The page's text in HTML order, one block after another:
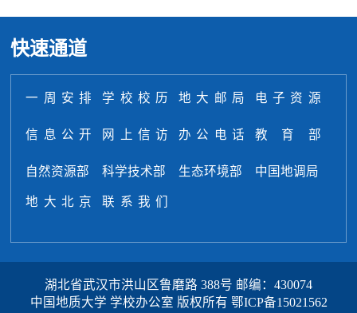
快速通道
一周安排 学校校历 地大邮局 电子资源
信息公开 网上信访 办公电话 教育部
自然资源部 科学技术部 生态环境部 中国地调局
地大北京 联系我们
湖北省武汉市洪山区鲁磨路 388号 邮编：430074
中国地质大学 学校办公室 版权所有 鄂ICP备15021562